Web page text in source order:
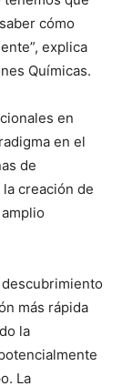
cómo
explica
Químicas.
en
en el
de
creación de
más rápida
la
La